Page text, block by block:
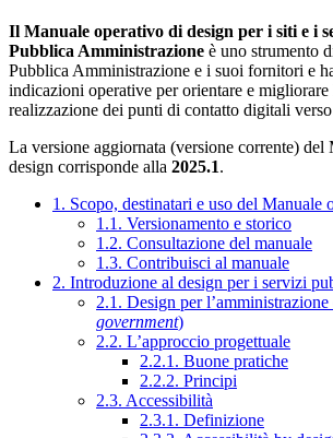
Il Manuale operativo di design per i siti e i
Pubblica Amministrazione è uno strumento
Pubblica Amministrazione e i suoi fornitori e
indicazioni operative per orientare e migliorare
realizzazione dei punti di contatto digitali
La versione aggiornata (versione corrente) del
design corrisponde alla 2025.1.
1. Scopo, destinatari e uso del Manuale
1.1. Versionamento e storico
1.2. Consultazione del manuale
1.3. Contribuisci al manuale
2. Introduzione al design per i servizi
2.1. Design per
government)
2.2. L’approccio progettuale
2.2.1. Buone pratiche
2.2.2. Principi
2.3. Accessibilità
2.3.1. Definizione